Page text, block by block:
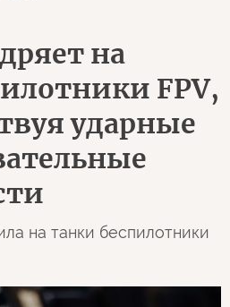
на
FPV,
ударные
на танки беспилотники